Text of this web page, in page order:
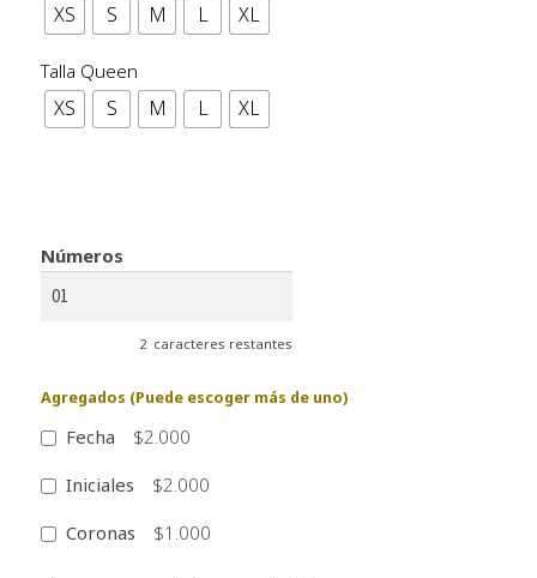
XS S M L XL
Talla Queen
XS S M L XL
Números
2 caracteres restantes
Agregados (Puede escoger más de uno)
Fecha
$2.000
Iniciales
$2.000
Coronas
$1.000